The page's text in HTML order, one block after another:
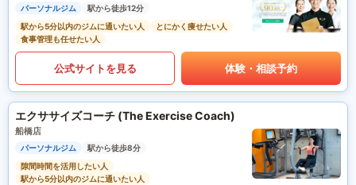
パーソナルジム
駅から徒歩12分
駅から5分以内のジムに通いたい人
とにかく痩せたい人
食事管理も任せたい人
公式サイトを見る 体験・相談予約
エクササイズコーチ (The Exercise Coach)
船橋店
パーソナルジム
駅から徒歩8分
隙間時間を活用したい人
駅から5分以内のジムに通いたい人